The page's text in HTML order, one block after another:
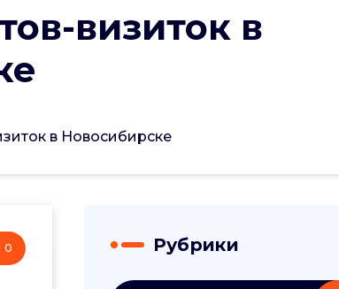
визиток в
в Новосибирске
0 Рубрики